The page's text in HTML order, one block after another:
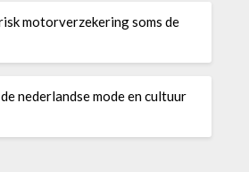
motorverzekering soms de
nederlandse mode en cultuur